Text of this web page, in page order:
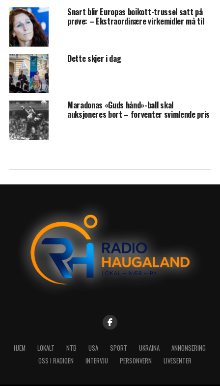
Snart blir Europas boikott-trussel satt på
prøve: – Ekstraordinære virkemidler må til
Dette skjer i dag
Maradonas «Guds hånd»-ball skal
auksjoneres bort – forventer svimlende pris
HJEM LOKALT NTB USA SPORT UKRAINA
ANNONSERING
OSS I RADIOEN
INTERVJU PERSONVERN LIVESENTER